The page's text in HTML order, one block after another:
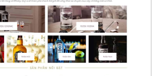
CHI TIẾT
XEM THỰC TẾ